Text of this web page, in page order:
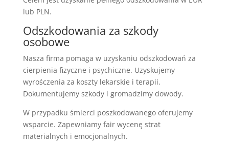
lub PLN.
Odszkodowania za szkody
osobowe
Nasza firma pomaga w uzyskaniu odszkodowań za
cierpienia fizyczne i psychiczne. Uzyskujemy
wyrośczenia za koszty lekarskie i terapii.
Dokumentujemy szkody i gromadzimy dowody.
W przypadku śmierci poszkodowanego oferujemy
wsparcie. Zapewniamy fair wycenę strat
materialnych i emocjonalnych.